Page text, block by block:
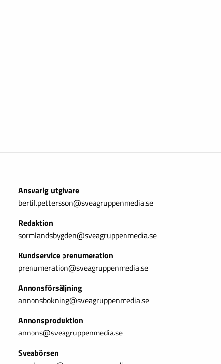
Ansvarig utgivare
bertil.pettersson@sveagruppenmedia.se
Redaktion
sormlandsbygden@sveagruppenmedia.se
Kundservice prenumeration
prenumeration@sveagruppenmedia.se
Annonsförsäljning
annonsbokning@sveagruppenmedia.se
Annonsproduktion
annons@sveagruppenmedia.se
Sveabörsen